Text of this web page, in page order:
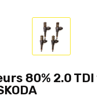
80% 2.0 TDI